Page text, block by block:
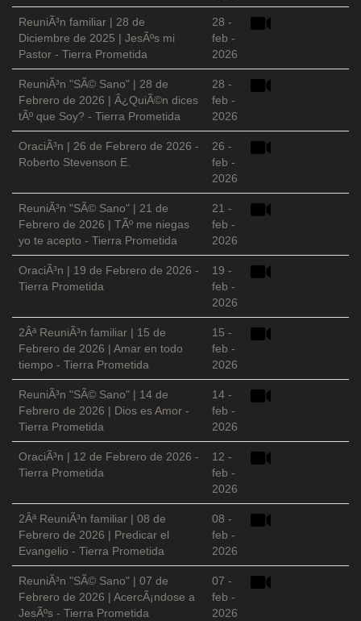
ReuniÃ³n familiar | 28 de
Diciembre de 2025 | JesÃºs mi
Pastor - Tierra Prometida
28 -
feb -
2026
ReuniÃ³n "SÃ© Sano" | 28 de
Febrero de 2026 | Â¿QuiÃ©n dices
tÃº que Soy? - Tierra Prometida
28 -
feb -
2026
OraciÃ³n | 26 de Febrero de 2026 -
Roberto Stevenson E.
26 -
feb -
2026
ReuniÃ³n "SÃ© Sano" | 21 de
Febrero de 2026 | TÃº me niegas
yo te acepto - Tierra Prometida
21 -
feb -
2026
OraciÃ³n | 19 de Febrero de 2026 -
Tierra Prometida
19 -
feb -
2026
2Âª ReuniÃ³n familiar | 15 de
Febrero de 2026 | Amar en todo
tiempo - Tierra Prometida
15 -
feb -
2026
ReuniÃ³n "SÃ© Sano" | 14 de
Febrero de 2026 | Dios es Amor -
Tierra Prometida
14 -
feb -
2026
OraciÃ³n | 12 de Febrero de 2026 -
Tierra Prometida
12 -
feb -
2026
2Âª ReuniÃ³n familiar | 08 de
Febrero de 2026 | Predicar el
Evangelio - Tierra Prometida
08 -
feb -
2026
ReuniÃ³n "SÃ© Sano" | 07 de
Febrero de 2026 | AcercÃ¡ndose a
JesÃºs - Tierra Prometida
07 -
feb -
2026